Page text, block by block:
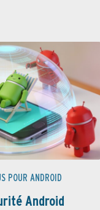
POUR ANDROID
Android